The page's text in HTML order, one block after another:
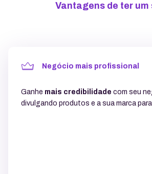
Vantagens de ter um
Negócio mais profissional
Ganhe mais credibilidade com seu
divulgando produtos e a sua marca